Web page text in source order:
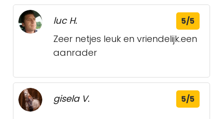
luc H. 5/5
Zeer netjes leuk en vriendelijk.een
aanrader
gisela V. 5/5